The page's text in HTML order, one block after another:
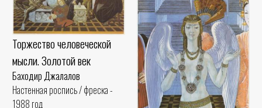
Торжество человеческой
мысли. Золотой век
Баходир Джалалов
Настенная роспись / фреска -
1988 год